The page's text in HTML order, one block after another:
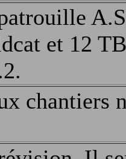
et 12
chantiers